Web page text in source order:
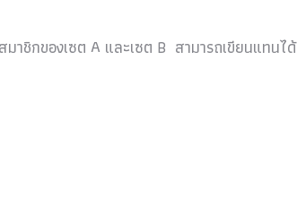
ชิกของเซต A และเซต B สามารถเขียนแทนได้